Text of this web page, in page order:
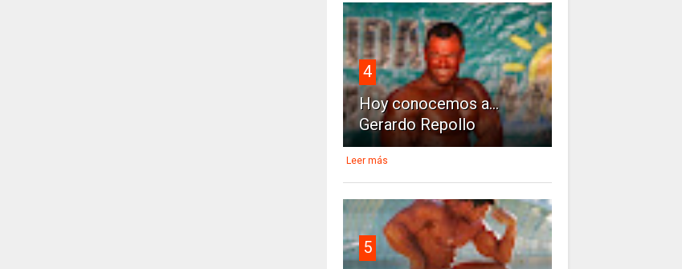
4
Hoy conocemos a...
Gerardo Repollo
Leer más
5